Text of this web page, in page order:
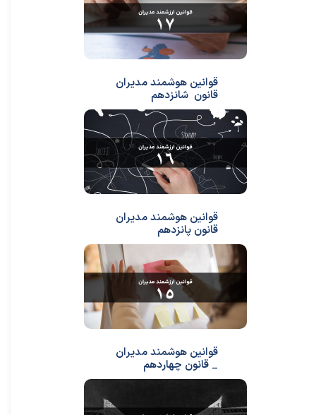
قوانین هوشمند مدیران
قانون شانزدهم
قوانین هوشمند مدیران
قانون پانزدهم
قوانین هوشمند مدیران
_ قانون چهاردهم